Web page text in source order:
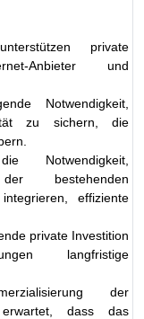
private
Anbieter und
Notwendigkeit,
zu sichern, die
Notwendigkeit,
bestehenden
effiziente
private Investition
langfristige
der
erwartet, dass das